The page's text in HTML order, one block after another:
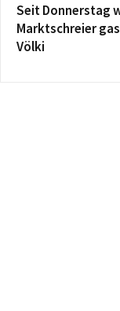
Seit Donnerstag
Marktschreier
Völki